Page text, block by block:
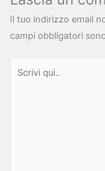
Il tuo indirizzo email
campi obbligatori